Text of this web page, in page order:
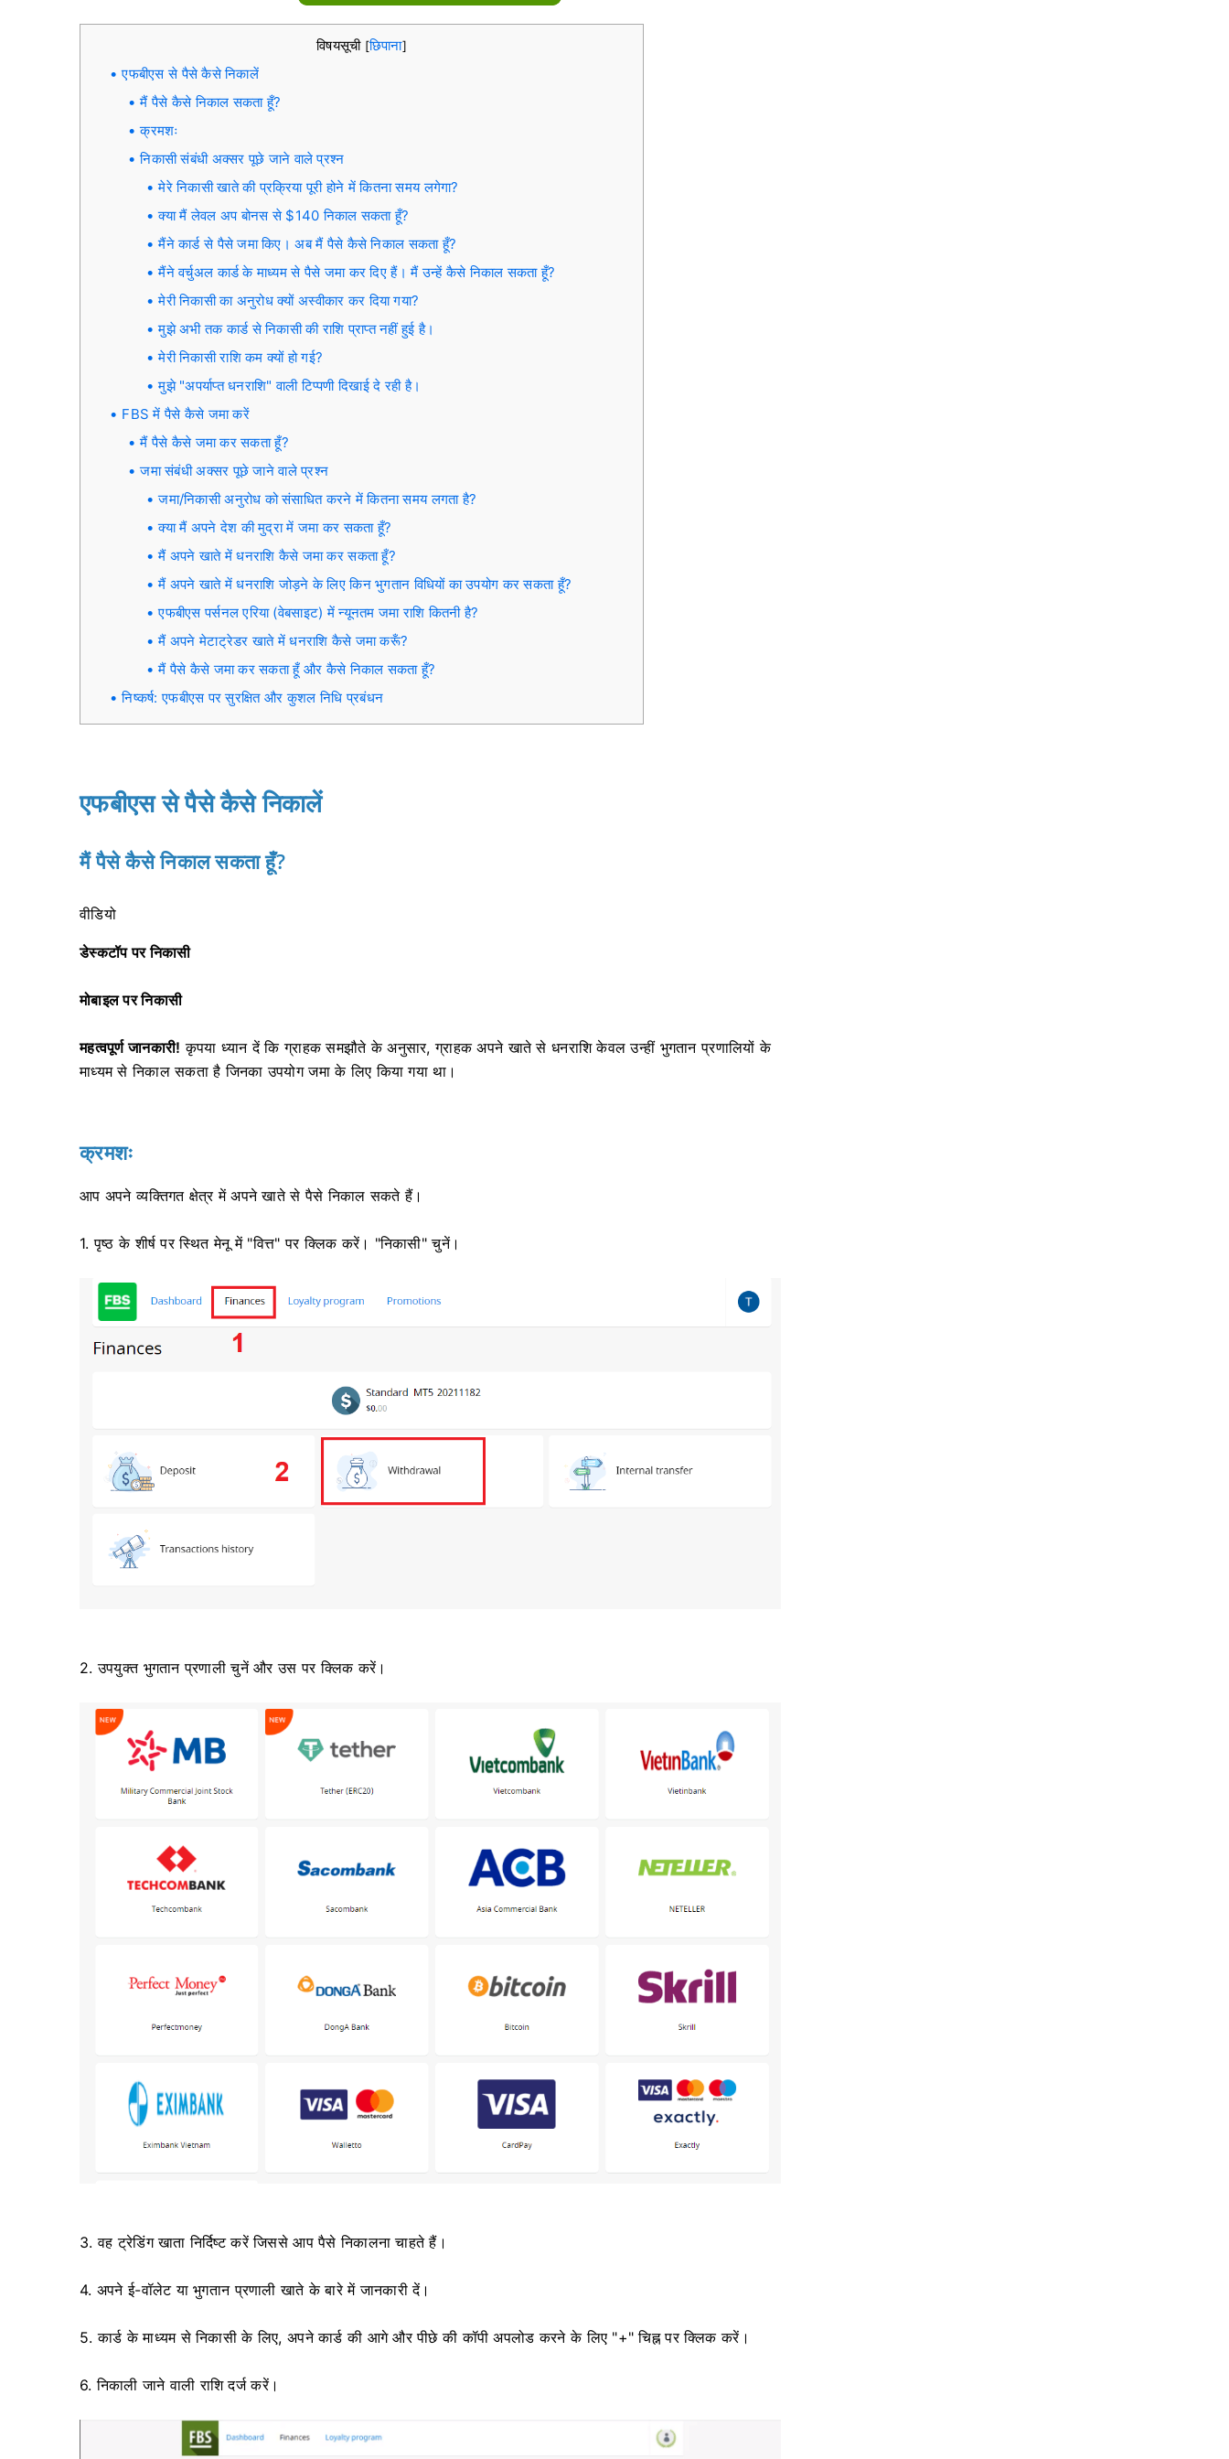
विषयसूची [छिपाना]
एफबीएस से पैसे कैसे निकालें
मैं पैसे कैसे निकाल सकता हूँ?
क्रमशः
निकासी संबंधी अक्सर पूछे जाने वाले प्रश्न
मेरे निकासी खाते की प्रक्रिया पूरी होने में कितना समय लगेगा?
क्या मैं लेवल अप बोनस से $140 निकाल सकता हूँ?
मैंने कार्ड से पैसे जमा किए। अब मैं पैसे कैसे निकाल सकता हूँ?
मैंने वर्चुअल कार्ड के माध्यम से पैसे जमा कर दिए हैं। मैं उन्हें कैसे निकाल सकता हूँ?
मेरी निकासी का अनुरोध क्यों अस्वीकार कर दिया गया?
मुझे अभी तक कार्ड से निकासी की राशि प्राप्त नहीं हुई है।
मेरी निकासी राशि कम क्यों हो गई?
मुझे "अपर्याप्त धनराशि" वाली टिप्पणी दिखाई दे रही है।
FBS में पैसे कैसे जमा करें
मैं पैसे कैसे जमा कर सकता हूँ?
जमा संबंधी अक्सर पूछे जाने वाले प्रश्न
जमा/निकासी अनुरोध को संसाधित करने में कितना समय लगता है?
क्या मैं अपने देश की मुद्रा में जमा कर सकता हूँ?
मैं अपने खाते में धनराशि कैसे जमा कर सकता हूँ?
मैं अपने खाते में धनराशि जोड़ने के लिए किन भुगतान विधियों का उपयोग कर सकता हूँ?
एफबीएस पर्सनल एरिया (वेबसाइट) में न्यूनतम जमा राशि कितनी है?
मैं अपने मेटाट्रेडर खाते में धनराशि कैसे जमा करूँ?
मैं पैसे कैसे जमा कर सकता हूँ और कैसे निकाल सकता हूँ?
निष्कर्ष: एफबीएस पर सुरक्षित और कुशल निधि प्रबंधन
एफबीएस से पैसे कैसे निकालें
मैं पैसे कैसे निकाल सकता हूँ?
वीडियो
डेस्कटॉप पर निकासी
मोबाइल पर निकासी
महत्वपूर्ण जानकारी! कृपया ध्यान दें कि ग्राहक समझौते के अनुसार, ग्राहक अपने खाते से धनराशि केवल उन्हीं भुगतान प्रणालियों के
माध्यम से निकाल सकता है जिनका उपयोग जमा के लिए किया गया था।
क्रमशः
आप अपने व्यक्तिगत क्षेत्र में अपने खाते से पैसे निकाल सकते हैं।
1. पृष्ठ के शीर्ष पर स्थित मेनू में "वित्त" पर क्लिक करें। "निकासी" चुनें।
2. उपयुक्त भुगतान प्रणाली चुनें और उस पर क्लिक करें।
3. वह ट्रेडिंग खाता निर्दिष्ट करें जिससे आप पैसे निकालना चाहते हैं।
4. अपने ई-वॉलेट या भुगतान प्रणाली खाते के बारे में जानकारी दें।
5. कार्ड के माध्यम से निकासी के लिए, अपने कार्ड की आगे और पीछे की कॉपी अपलोड करने के लिए "+" चिह्न पर क्लिक करें।
6. निकाली जाने वाली राशि दर्ज करें।